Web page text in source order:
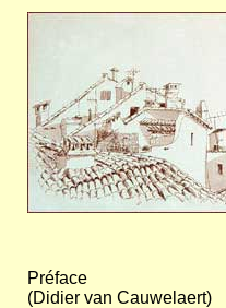
Préface
(Didier van Cauwelaert)